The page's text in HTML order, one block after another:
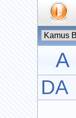
A
DA